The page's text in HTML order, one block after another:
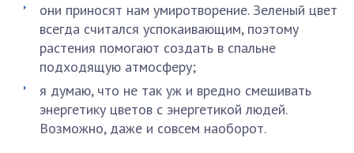
они приносят нам умиротворение. Зеленый цвет
всегда считался успокаивающим, поэтому
растения помогают создать в спальне
подходящую атмосферу;
я думаю, что не так уж и вредно смешивать
энергетику цветов с энергетикой людей.
Возможно, даже и совсем наоборот.